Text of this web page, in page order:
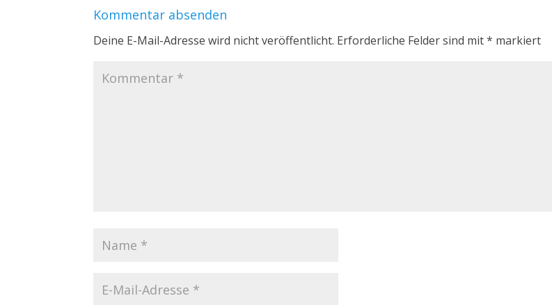
Kommentar absenden
Deine E-Mail-Adresse wird nicht veröffentlicht. Erforderliche Felder sind mit* markiert